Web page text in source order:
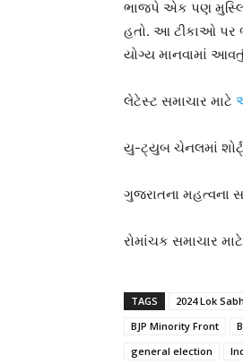
ભાજપે એક પણ
હતો. આ ટીકાઓ પર
યોગ્ય માનવામાં
લેટેસ્ટ સમાચાર માટે
યુ-ટ્યુબ ચેનલમાં
ગુજરાતના મહત્વના
રોમાંચક સમાચાર માટે
TAGS 2024 Lok
BJP Minority Front
general election